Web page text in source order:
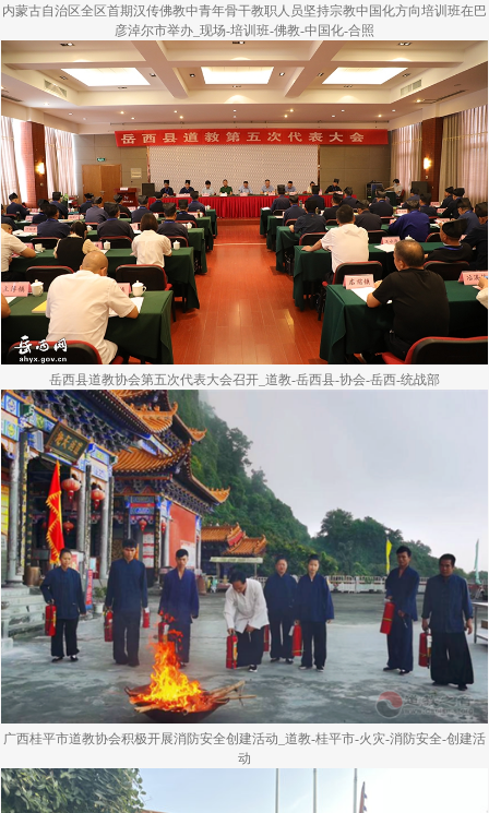
内蒙古自治区全区首期汉传佛教中青年骨干教职人员坚持宗教中国化方向培训班在巴
彦淖尔市举办_现场-培训班-佛教-中国化-合照
岳西县道教协会第五次代表大会召开_道教-岳西县-协会-岳西-统战部
广西桂平市道教协会积极开展消防安全创建活动_道教-桂平市-火灾-消防安全-创建活
动